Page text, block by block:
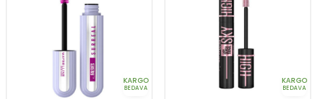
KARGO
BEDAVA
KARGO
BEDAVA